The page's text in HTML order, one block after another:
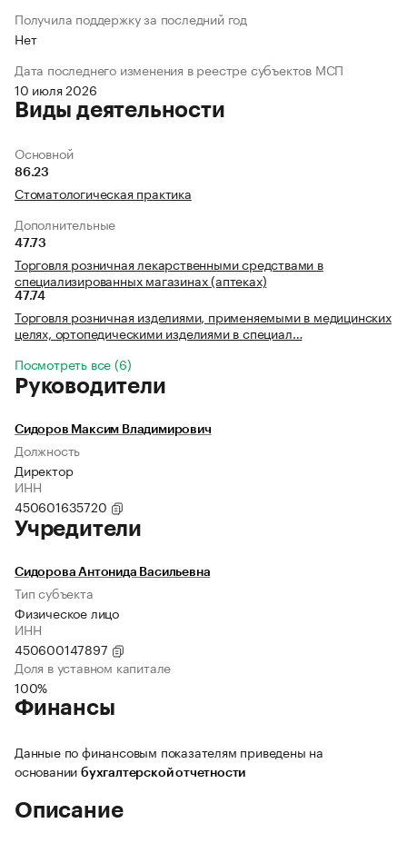
Получила поддержку за последний год
Нет
Дата последнего изменения в реестре субъектов МСП
10 июля 2026
Виды деятельности
Основной
86.23
Стоматологическая практика
Дополнительные
47.73
Торговля розничная лекарственными средствами в
специализированных магазинах (аптеках)
47.74
Торговля розничная изделиями, применяемыми в медицинских
целях, ортопедическими изделиями в специал…
Посмотреть все (6)
Руководители
Сидоров Максим Владимирович
Должность
Директор
ИНН
450601635720
Учредители
Сидорова Антонида Васильевна
Тип субъекта
Физическое лицо
ИНН
450600147897
Доля в уставном капитале
100%
Финансы
Данные по финансовым показателям приведены на
основании бухгалтерской отчетности
Описание